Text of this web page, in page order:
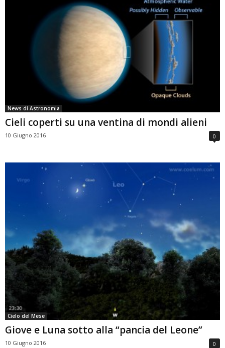
News di Astronomia
Cieli coperti su una ventina di mondi alieni
10 Giugno 2016 0
Cielo del Mese
Giove e Luna sotto alla “pancia del Leone”
10 Giugno 2016 0